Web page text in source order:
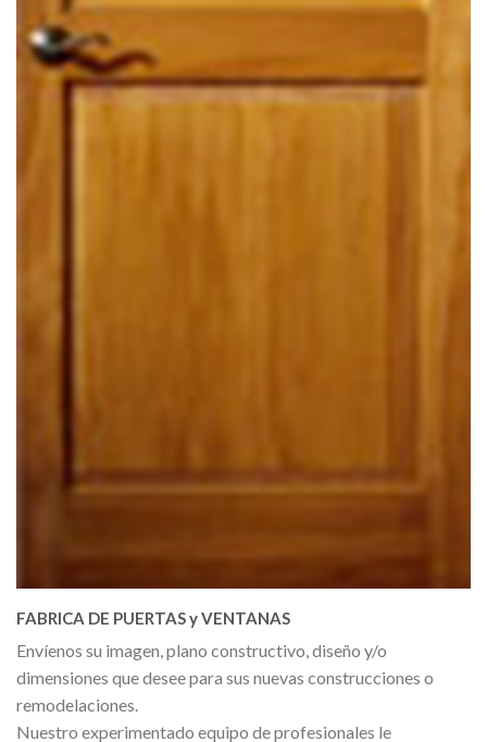
FABRICA DE PUERTAS y VENTANAS
Envíenos su imagen, plano constructivo, diseño y/o
dimensiones que desee para sus nuevas construcciones o
remodelaciones.
Nuestro experimentado equipo de profesionales le